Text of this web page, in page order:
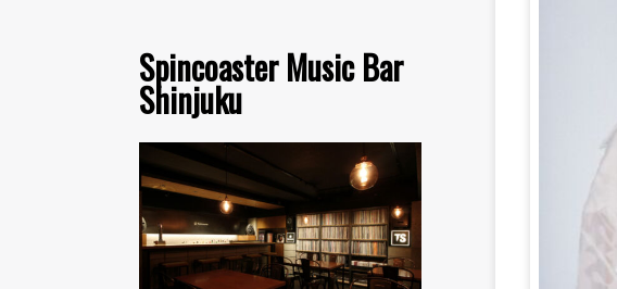
Spincoaster Music Bar
Shinjuku